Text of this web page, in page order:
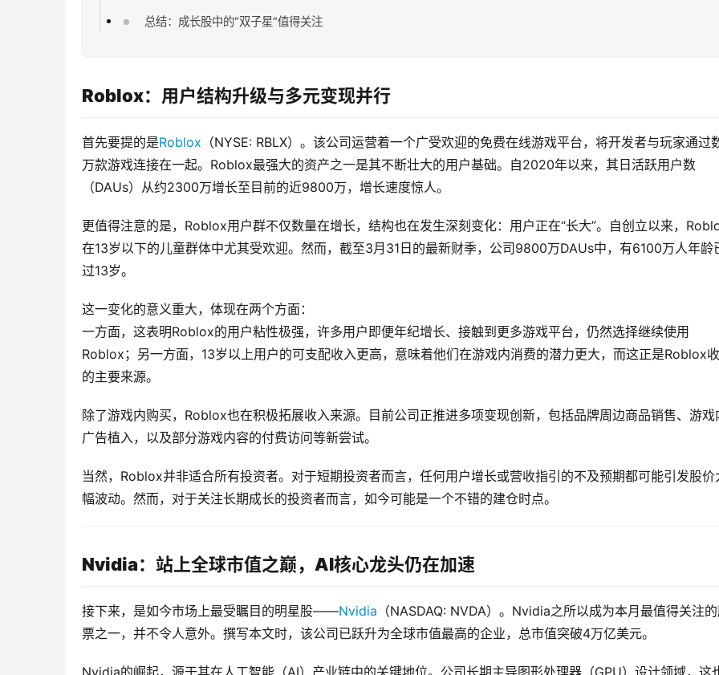
总结：成长股中的“双子星”值得关注
Roblox：用户结构升级与多元变现并行
首先要提的是Roblox （NYSE: RBLX）。该公司运营着一个广受欢迎的免费在线游戏平台，将开发者与玩家通过
万款游戏连接在一起。Roblox最强大的资产之一是其不断壮大的用户基础。自2020年以来，其日活跃用户数
（DAUs）从约2300万增长至目前的近9800万，增长速度惊人。
更值得注意的是，Roblox用户群不仅数量在增长，结构也在发生深刻变化：用户正在“长大”。自创立以来，
在13岁以下的儿童群体中尤其受欢迎。然而，截至3月31日的最新财季，公司9800万DAUs中，有6100万人年龄
过13岁。
这一变化的意义重大，体现在两个方面：
一方面，这表明Roblox的用户粘性极强，许多用户即便年纪增长、接触到更多游戏平台，仍然选择继续使用
Roblox；另一方面，13岁以上用户的可支配收入更高，意味着他们在游戏内消费的潜力更大，而这正是Roblox
的主要来源。
除了游戏内购买，Roblox也在积极拓展收入来源。目前公司正推进多项变现创新，包括品牌周边商品销售、游戏
广告植入，以及部分游戏内容的付费访问等新尝试。
当然，Roblox并非适合所有投资者。对于短期投资者而言，任何用户增长或营收指引的不及预期都可能引发股价
幅波动。然而，对于关注长期成长的投资者而言，如今可能是一个不错的建仓时点。
Nvidia：站上全球市值之巅，AI核心龙头仍在加速
接下来，是如今市场上最受瞩目的明星股——Nvidia （NASDAQ: NVDA）。Nvidia之所以成为本月最值得关注
票之一，并不令人意外。撰写本文时，该公司已跃升为全球市值最高的企业，总市值突破4万亿美元。